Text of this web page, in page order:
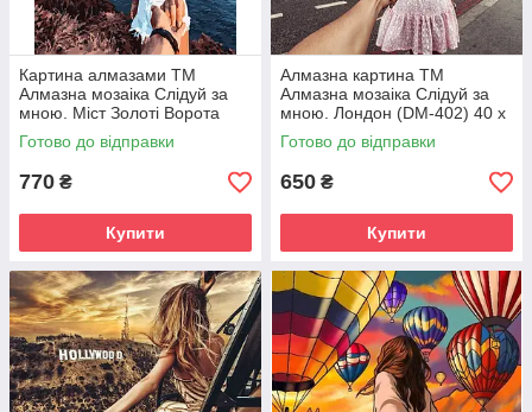
Картина алмазами ТМ
Алмазна мозаіка Слідуй за
мною. Міст Золоті Ворота
(DM-404) 40 х 50 см (Без
підрамника)
Готово до відправки
770 ₴
Купити
Алмазна картина ТМ
Алмазна мозаіка Слідуй за
мною. Лондон (DM-402) 40 х
40 см (Без підрамника)
Готово до відправки
650 ₴
Купити